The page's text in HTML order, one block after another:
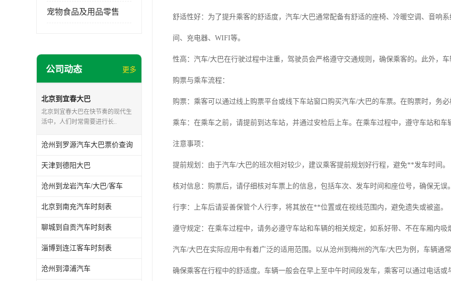
宠物食品及用品零售
公司动态 更多
北京到宜春大巴
北京到宜春大巴在快节奏的现代生
活中，人们时常需要进行长..
沧州到罗源汽车大巴票价查询
天津到德阳大巴
沧州到龙岩汽车/大巴/客车
北京到南充汽车时刻表
聊城到自贡汽车时刻表
淄博到连江客车时刻表
沧州到漳浦汽车
舒适性好：为了提升乘客的舒适度，汽车/大巴通常配备有舒适的座椅、冷暖空调、音响
间、充电器、WIFI等。
性高：汽车/大巴在行驶过程中注重，驾驶员会严格遵守交通规则，确保乘客的。此外，车
购票与乘车流程：
购票：乘客可以通过线上购票平台或线下车站窗口购买汽车/大巴的车票。在购票时，务必
乘车：在乘车之前，请提前到达车站，并通过安检后上车。在乘车过程中，遵守车站和车
注意事项：
提前规划：由于汽车/大巴的班次相对较少，建议乘客提前规划好行程，避免**发车时间。
核对信息：购票后，请仔细核对车票上的信息，包括车次、发车时间和座位号，确保无误。
行李：上车后请妥善保管个人行李，将其放在**位置或在视线范围内，避免遗失或被盗。
遵守规定：在乘车过程中，请务必遵守车站和车辆的相关规定，如系好带、不在车厢内吸
汽车/大巴在实际应用中有着广泛的适用范围。以从沧州到梅州的汽车/大巴为例，车辆通
确保乘客在行程中的舒适度。车辆一般会在早上至中午时间段发车，乘客可以通过电话或